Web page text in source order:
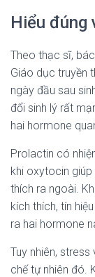
Hiểu đúng
Theo thạc sĩ,
Giáo dục truyền
ngày đầu sau
đổi sinh lý rất
hai hormone
Prolactin có
khi oxytocin
thích ra ngoài.
kích thích, tín
ra hai hormone
Tuy nhiên,
chế tự nhiên đó.